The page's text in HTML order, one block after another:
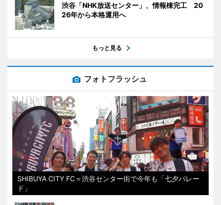
渋谷「NHK放送センター」、情報棟完工 20
26年から本格運用へ
もっと見る
フォトフラッシュ
SHIBUYA CITY FC＝渋谷センター街で今年も「七夕パレー
ド」